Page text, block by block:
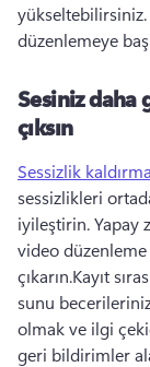
yükseltebilirsiniz.
düzenlemeye
Sesiniz daha
çıksın
Sessizlik
sessizlikleri
iyileştirin. Yapay
video
çıkarın.Kayıt
sunu
olmak ve ilgi
geri bildirimler